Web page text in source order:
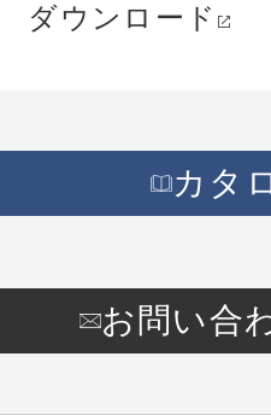
ダウンロード
カタ
お問い合